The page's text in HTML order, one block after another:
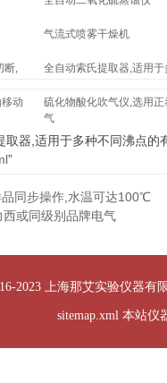
气流式喷雾干燥机
断,
全自动索氏提取器,适用
动
硫化物酸化吹气仪,选用
气
取器,适用于多种不同沸点的
”
同步操作,水温可达100℃
或同级别品牌电气
2023 上海那艾实验仪器有
sitemap.xml本站仪